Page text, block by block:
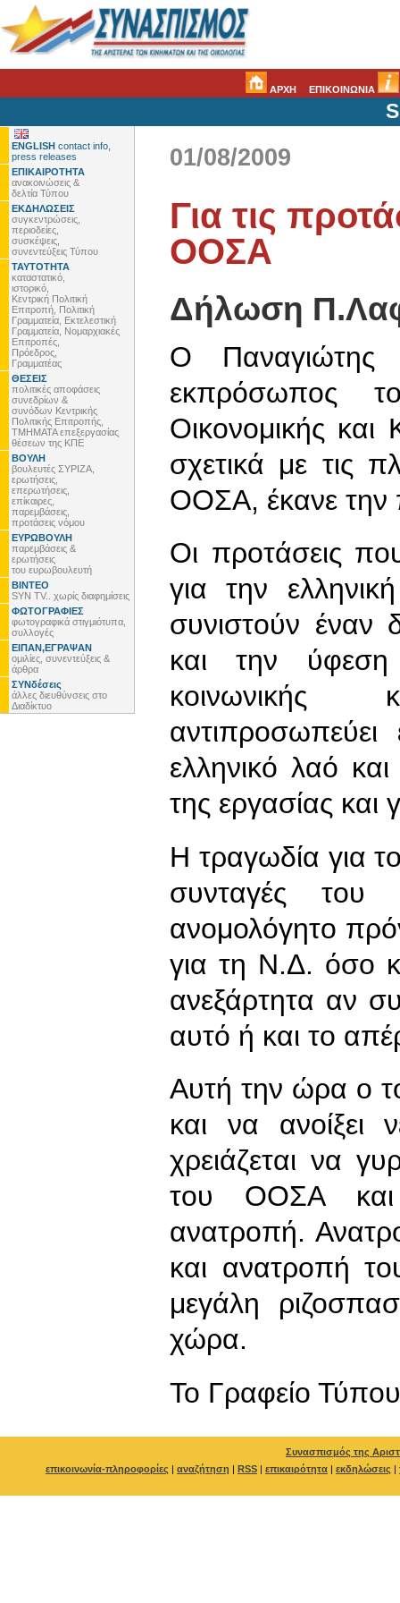
ΑΡΧΗ ΕΠΙΚΟΙΝΩΝΙΑ
ENGLISH contact info,
press releases
ΕΠΙΚΑΙΡΟΤΗΤΑ
ανακοινώσεις &
δελτία Τύπου
ΕΚΔΗΛΩΣΕΙΣ
συγκεντρώσεις,
περιοδείες,
συσκέψεις,
συνεντεύξεις Τύπου
ΤΑΥΤΟΤΗΤΑ
καταστατικό,
ιστορικό,
Κεντρική Πολιτική
Επιτροπή, Πολιτική
Γραμματεία, Εκτελεστική
Γραμματεία, Νομαρχιακές
Επιτροπές,
Πρόεδρος,
Γραμματέας
ΘΕΣΕΙΣ
πολιτικές αποφάσεις
συνεδρίων &
συνόδων Κεντρικής
Πολιτικής Επιτροπής,
ΤΜΗΜΑΤΑ επεξεργασίας
θέσεων της ΚΠΕ
ΒΟΥΛΗ
βουλευτές ΣΥΡΙΖΑ,
ερωτήσεις,
επερωτήσεις,
επίκαιρες,
παρεμβάσεις,
προτάσεις νόμου
ΕΥΡΩΒΟΥΛΗ
παρεμβάσεις &
ερωτήσεις
του ευρωβουλευτή
ΒΙΝΤΕΟ
SYN TV.. χωρίς διαφημίσεις
ΦΩΤΟΓΡΑΦΙΕΣ
φωτογραφικά στιγμιότυπα,
συλλογές
ΕΙΠΑΝ,ΕΓΡΑΨΑΝ
ομιλίες, συνεντεύξεις &
άρθρα
ΣΥΝδέσεις
άλλες διευθύνσεις στο
Διαδίκτυο
01/08/2009
Για τις
ΟΟΣΑ
Δήλωση
Ο Παναγιώτης
εκπρόσωπος
Οικονομικής
σχετικά με τις
ΟΟΣΑ, έκανε
Οι προτάσεις
για την
συνιστούν έναν
και την ύφεση
ελληνικό λαό
της εργασίας και
Η τραγωδία για
συνταγές
ανομολόγητο
για τη Ν.Δ. όσο
ανεξάρτητα αν
αυτό ή και το
Αυτή την ώρα ο
και να ανοίξει
χρειάζεται να
του ΟΟΣΑ και
ανατροπή.
και ανατροπή
μεγάλη
χώρα.
To Γραφείο Τύπου
Συνασπισμός της
επικοινωνία-πληροφορίες | αναζήτηση | RSS | επικαιρότητα | εκδηλώσεις |